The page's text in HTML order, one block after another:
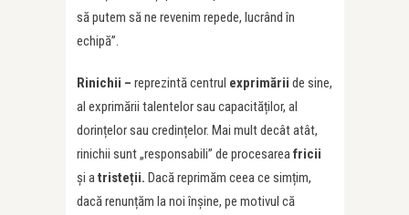
să putem să ne revenim repede, lucrând în
echipă”.
Rinichii – reprezintă centrul exprimării de sine,
al exprimării talentelor sau capacităților, al
dorințelor sau credințelor. Mai mult decât atât,
rinichii sunt „responsabili” de procesareafricii
și atristeții. Dacă reprimăm ceea ce simțim,
dacă renunțăm la noi înșine, pe motivul că